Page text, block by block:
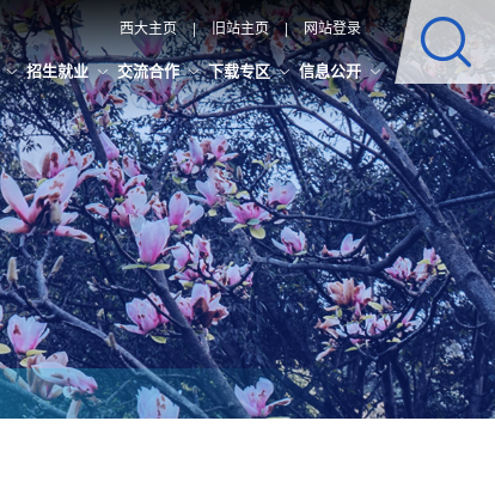
西大主页 | 旧站主页 | 网站登录
招生就业 交流合作 下载专区 信息公开